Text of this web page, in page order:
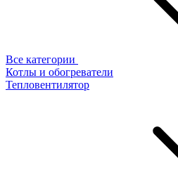
Все категории
Котлы и обогреватели
Тепловентилятор